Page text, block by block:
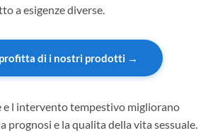
a esigenze diverse.
di i nostri prodotti →
e l intervento tempestivo migliorano
prognosi e la qualita della vita sessuale.